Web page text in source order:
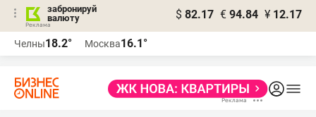
забронируй
валюту
$ 82.17 € 94.84 ¥ 12.17
Челны18.2° Москва16.1°